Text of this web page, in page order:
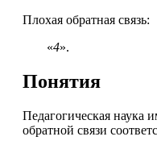
Плохая обратная связь:
«4».
Понятия
Педагогическая наука
обратной связи